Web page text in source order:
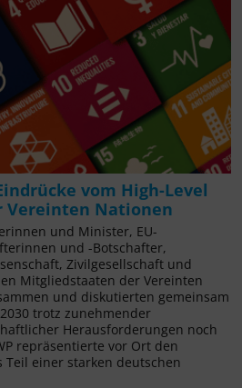
vom High-Level
Vereinten Nationen
und Minister, EU-
und -Botschafter,
Zivilgesellschaft und
Mitgliedstaaten der Vereinten
und diskutierten gemeinsam
trotz zunehmender
Herausforderungen noch
repräsentierte vor Ort den
Teil einer starken deutschen